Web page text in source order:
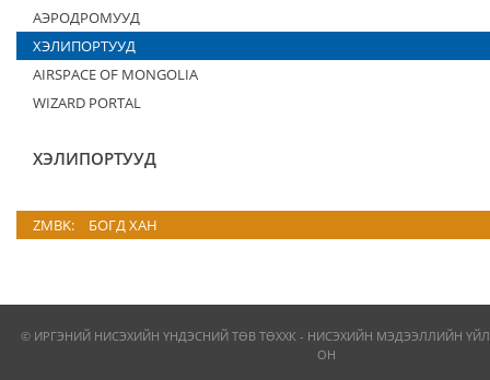
АЭРОДРОМУУД
ХЭЛИПОРТУУД
AIRSPACE OF MONGOLIA
WIZARD PORTAL
ХЭЛИПОРТУУД
ZMBK: БОГД ХАН
© ИРГЭНИЙ НИСЭХИЙН ҮНДЭСНИЙ ТӨВ ТӨХХК - НИСЭХИЙН МЭДЭЭЛЛИЙН
ОН